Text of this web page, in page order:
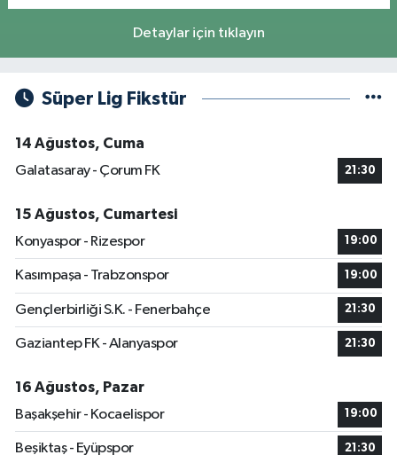
Detaylar için tıklayın
Süper Lig Fikstür
14 Ağustos, Cuma
Galatasaray - Çorum FK
21:30
15 Ağustos, Cumartesi
Konyaspor - Rizespor
19:00
Kasımpaşa - Trabzonspor 19:00
Gençlerbirliği S.K. - Fenerbahçe 21:30
Gaziantep FK - Alanyaspor 21:30
16 Ağustos, Pazar
Başakşehir - Kocaelispor
19:00
Beşiktaş - Eyüpspor 21:30